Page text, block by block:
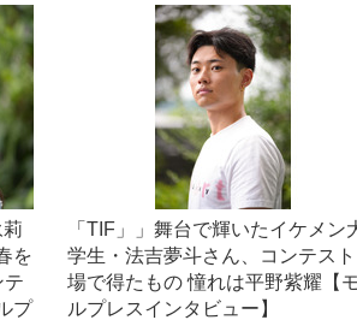
を
テ
プ
「TIF」」舞台で輝いたイケメン
学生・法吉夢斗さん、コンテス
場で得たもの 憧れは平野紫耀【
ルプレスインタビュー】